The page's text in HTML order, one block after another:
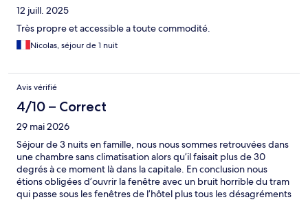
12 juill. 2025
Très propre et accessible a toute commodité.
Nicolas, séjour de 1 nuit
Avis vérifié
4/10 – Correct
29 mai 2026
Séjour de 3 nuits en famille, nous nous sommes retrouvées dans
une chambre sans climatisation alors qu’il faisait plus de 30
degrés à ce moment là dans la capitale. En conclusion nous
étions obligées d’ouvrir la fenêtre avec un bruit horrible du tram
qui passe sous les fenêtres de l’hôtel plus tous les désagréments